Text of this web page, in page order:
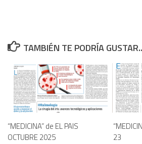
TAMBIÉN TE PODRÍA
“MEDICINA” de EL PAIS
OCTUBRE 2025
23